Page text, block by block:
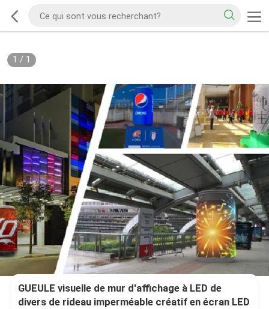
1 / 1
GUEULE visuelle de mur d'affichage à LED de
divers de rideau imperméable créatif en écran LED